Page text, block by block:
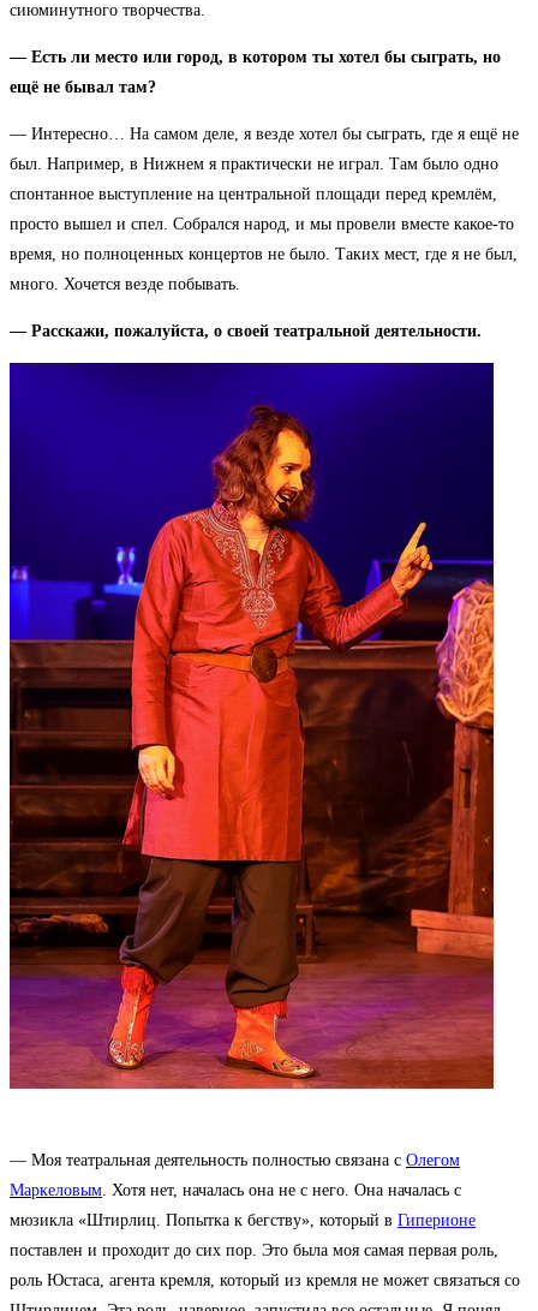
сиюминутного творчества.
— Есть ли место или город, в котором ты хотел бы сыграть, но
ещё не бывал там?
— Интересно… На самом деле, я везде хотел бы сыграть, где я ещё не
был. Например, в Нижнем я практически не играл. Там было одно
спонтанное выступление на центральной площади перед кремлём,
просто вышел и спел. Собрался народ, и мы провели вместе какое-то
время, но полноценных концертов не было. Таких мест, где я не был,
много. Хочется везде побывать.
— Расскажи, пожалуйста, о своей театральной деятельности.
— Моя театральная деятельность полностью связана с Олегом
Маркеловым. Хотя нет, началась она не с него. Она началась с
мюзикла «Штирлиц. Попытка к бегству», который в Гиперионе
поставлен и проходит до сих пор. Это была моя самая первая роль,
роль Юстаса, агента кремля, который из кремля не может связаться со